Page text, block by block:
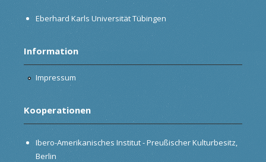
Eberhard Karls Universität Tübingen
Information
Impressum
Kooperationen
Ibero-Amerikanisches Institut - Preußischer Kulturbesitz,
Berlin